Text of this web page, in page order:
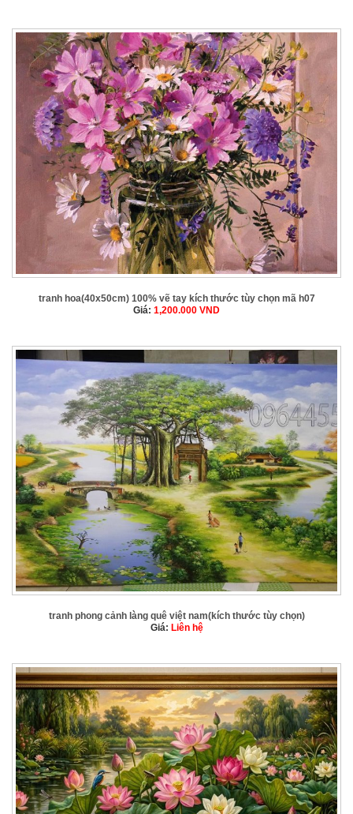
tranh hoa(40x50cm) 100% vẽ tay kích thước tùy chọn mã h07
Giá: 1,200.000 VND
tranh phong cảnh làng quê việt nam(kích thước tùy chọn)
Giá: Liên hệ